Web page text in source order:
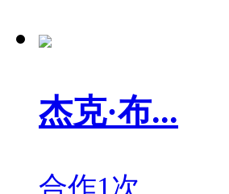
杰克·布...